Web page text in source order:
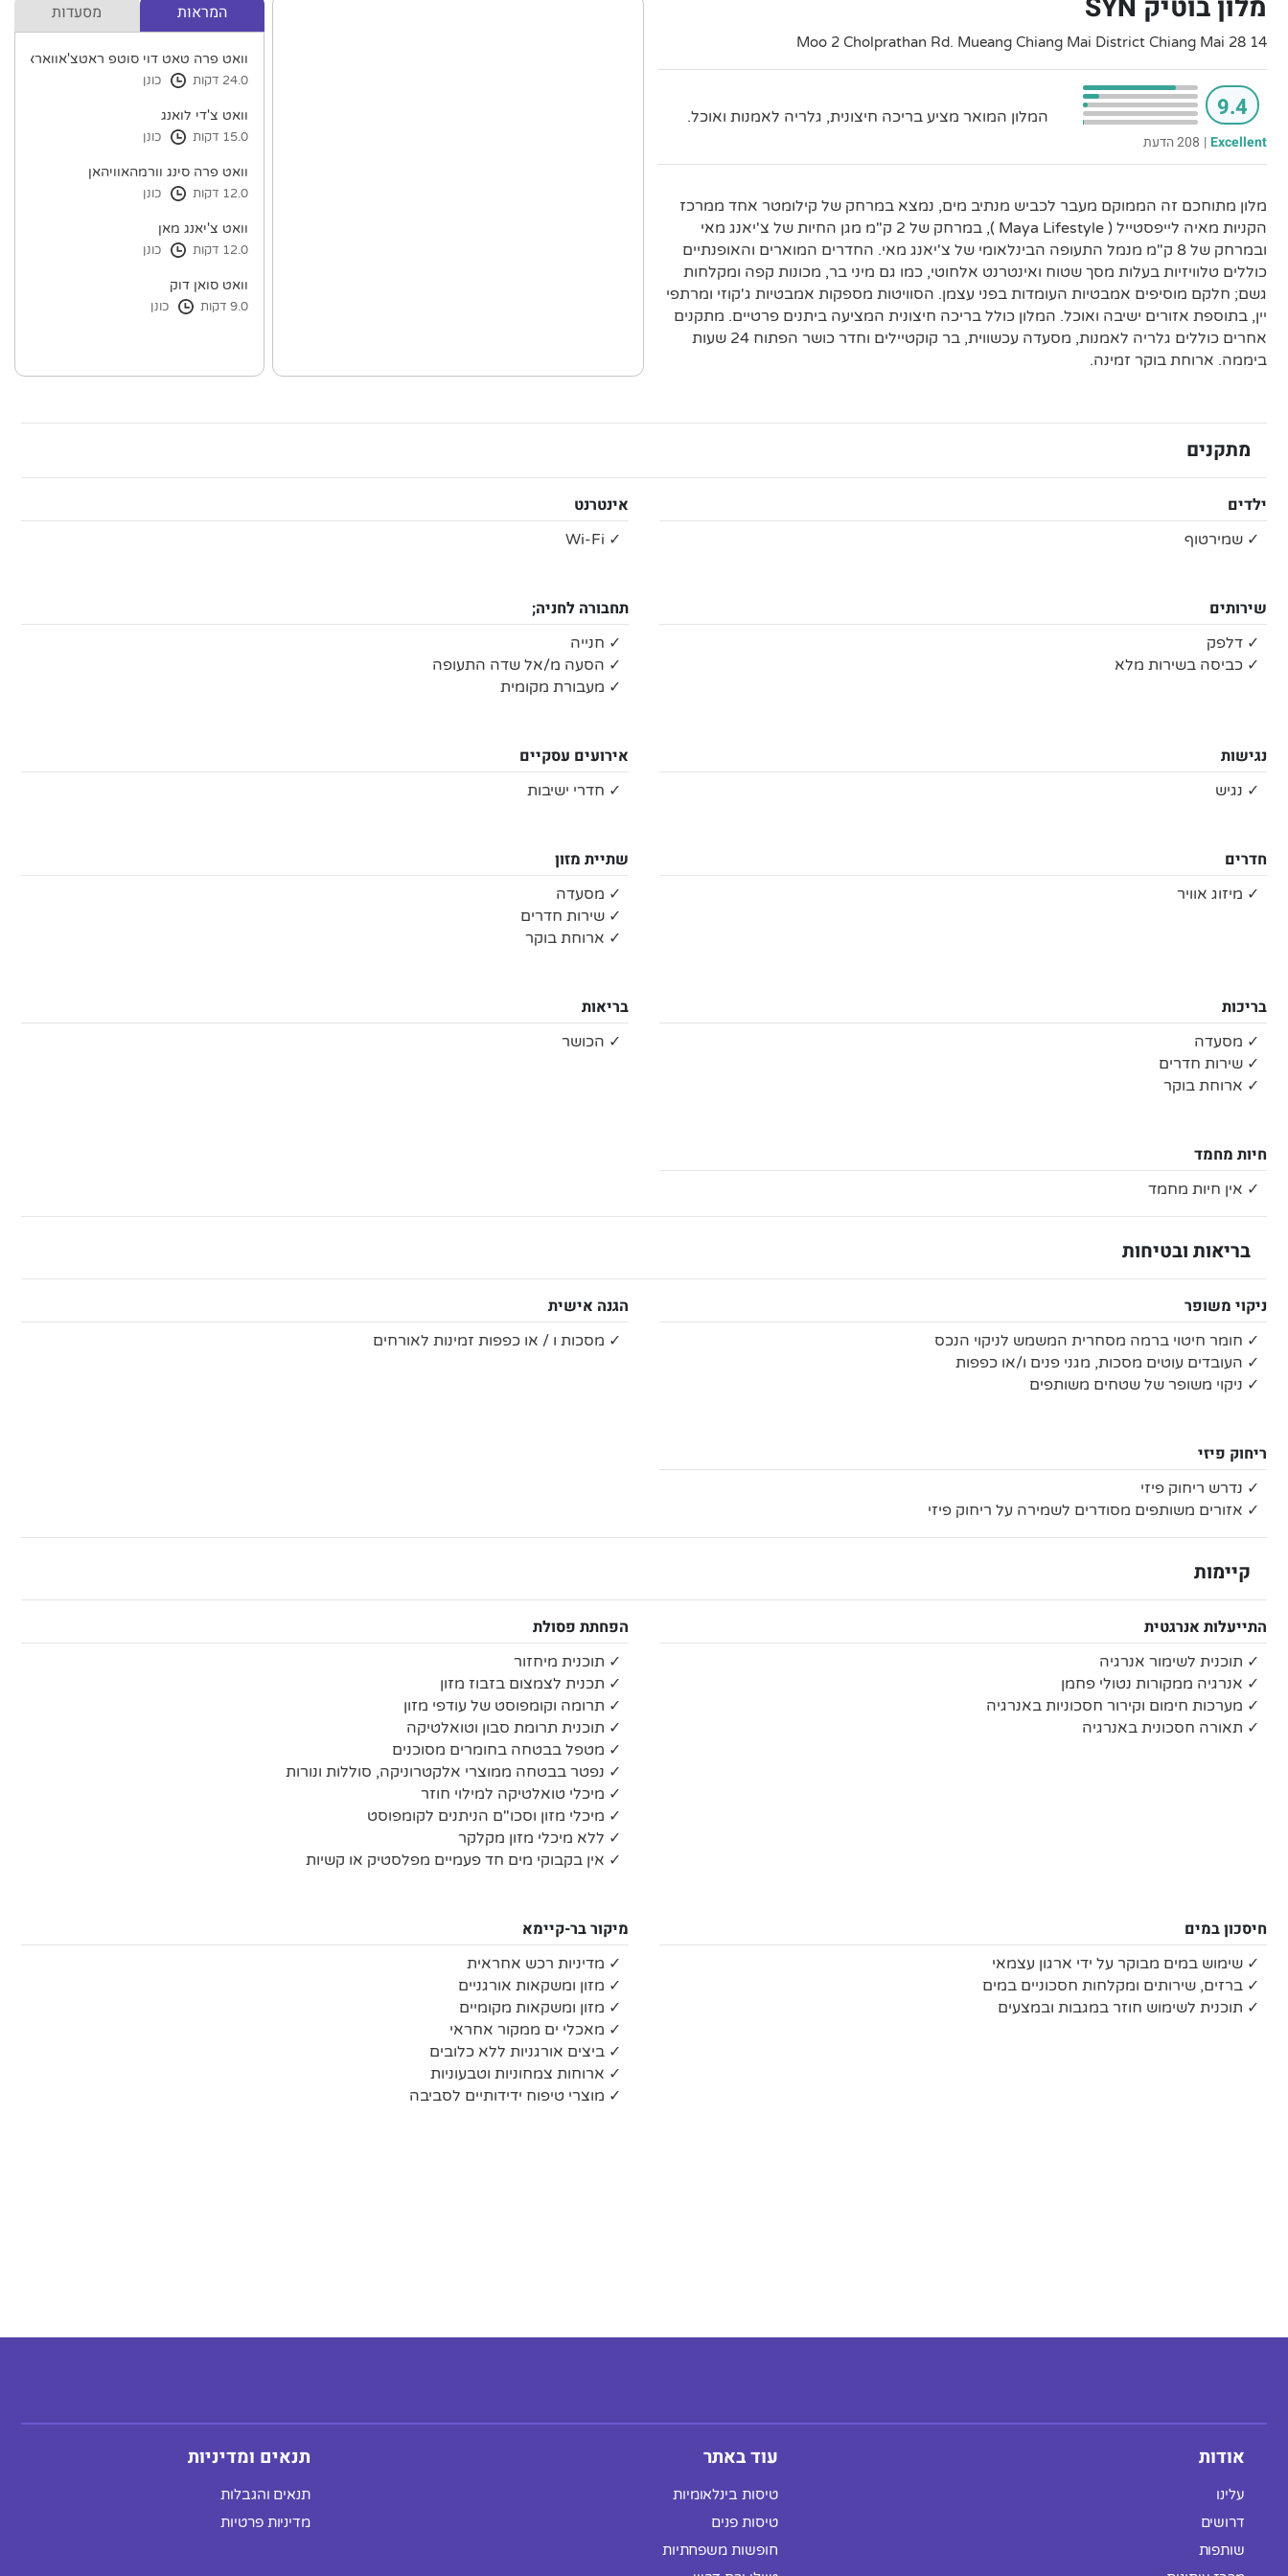
מלון בוטיק SYN
14 28 Moo 2 Cholprathan Rd. Mueang Chiang Mai District Chiang Mai
9.4
Excellent
| 208 הדעת
המלון המואר מציע בריכה חיצונית, גלריה לאמנות ואוכל.
מלון מתוחכם זה הממוקם מעבר לכביש מנתיב מים, נמצא במרחק של קילומטר אחד ממרכז
הקניות מאיה לייפסטייל ( Maya Lifestyle ), במרחק של 2 ק"מ מגן החיות של צ'יאנג מאי
ובמרחק של 8 ק"מ מנמל התעופה הבינלאומי של צ'יאנג מאי. החדרים המוארים והאופנתיים
כוללים טלוויזיות בעלות מסך שטוח ואינטרנט אלחוטי, כמו גם מיני בר, מכונות קפה ומקלחות
גשם; חלקם מוסיפים אמבטיות העומדות בפני עצמן. הסוויטות מספקות אמבטיות ג'קוזי ומרתפי
יין, בתוספת אזורים ישיבה ואוכל. המלון כולל בריכה חיצונית המציעה ביתנים פרטיים. מתקנים
אחרים כוללים גלריה לאמנות, מסעדה עכשווית, בר קוקטיילים וחדר כושר הפתוח 24 שעות
ביממה. ארוחת בוקר זמינה.
המראות מסעדות
וואט פרה טאט דוי סוטפ
24.0 דקות כונן
וואט צ'די לואנג
15.0 דקות כונן
וואט פרה סינג וורמהאוויהאן
12.0 דקות כונן
וואט צ'יאנג מאן
12.0 דקות כונן
וואט סואן דוק
9.0 דקות כונן
מתקנים
ילדים
✓ שמירטוף
אינטרנט
✓ Wi-Fi
שירותים
✓ דלפק
✓ כביסה בשירות מלא
תחבורה לחניה;
✓ חנייה
✓ הסעה מ/אל שדה התעופה
✓ מעבורת מקומית
נגישות
✓ נגיש
אירועים עסקיים
✓ חדרי ישיבות
חדרים
✓ מיזוג אוויר
שתיית מזון
✓ מסעדה
✓ שירות חדרים
✓ ארוחת בוקר
בריכות
✓ מסעדה
✓ שירות חדרים
✓ ארוחת בוקר
בריאות
✓ הכושר
חיות מחמד
✓ אין חיות מחמד
בריאות ובטיחות
ניקוי משופר
✓ חומר חיטוי ברמה מסחרית המשמש לניקוי הנכס
✓ העובדים עוטים מסכות, מגני פנים ו/או כפפות
✓ ניקוי משופר של שטחים משותפים
הגנה אישית
✓ מסכות ו / או כפפות זמינות לאורחים
ריחוק פיזי
✓ נדרש ריחוק פיזי
✓ אזורים משותפים מסודרים לשמירה על ריחוק פיזי
קיימות
התייעלות אנרגטית
✓ תוכנית לשימור אנרגיה
✓ אנרגיה ממקורות נטולי פחמן
✓ מערכות חימום וקירור חסכוניות באנרגיה
✓ תאורה חסכונית באנרגיה
הפחתת פסולת
✓ תוכנית מיחזור
✓ תכנית לצמצום בזבוז מזון
✓ תרומה וקומפוסט של עודפי מזון
✓ תוכנית תרומת סבון וטואלטיקה
✓ מטפל בבטחה בחומרים מסוכנים
✓ נפטר בבטחה ממוצרי אלקטרוניקה, סוללות ונורות
✓ מיכלי טואלטיקה למילוי חוזר
✓ מיכלי מזון וסכו"ם הניתנים לקומפוסט
✓ ללא מיכלי מזון מקלקר
✓ אין בקבוקי מים חד פעמיים מפלסטיק או קשיות
חיסכון במים
✓ שימוש במים מבוקר על ידי ארגון עצמאי
✓ ברזים, שירותים ומקלחות חסכוניים במים
✓ תוכנית לשימוש חוזר במגבות ובמצעים
מיקור בר-קיימא
✓ מדיניות רכש אחראית
✓ מזון ומשקאות אורגניים
✓ מזון ומשקאות מקומיים
✓ מאכלי ים ממקור אחראי
✓ ביצים אורגניות ללא כלובים
✓ ארוחות צמחוניות וטבעוניות
✓ מוצרי טיפוח ידידותיים לסביבה
אודות
עלינו
דרושים
שותפות
עוד באתר
טיסות בינלאומיות
טיסות פנים
חופשות משפחתיות
תנאים ומדיניות
תנאים והגבלות
מדיניות פרטיות